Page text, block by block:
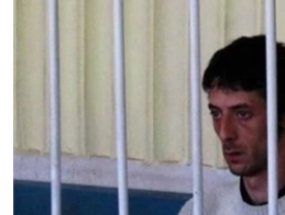
ВІДЕОУРОКИ «ELIFBE»
ЯК ОБІЙТИ БЛОКУВАННЯ
Русский